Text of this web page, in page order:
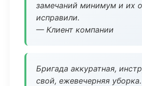
замечаний минимум и их
исправили.
— Клиент компании
Бригада аккуратная,
свой, ежевечерняя уборка.